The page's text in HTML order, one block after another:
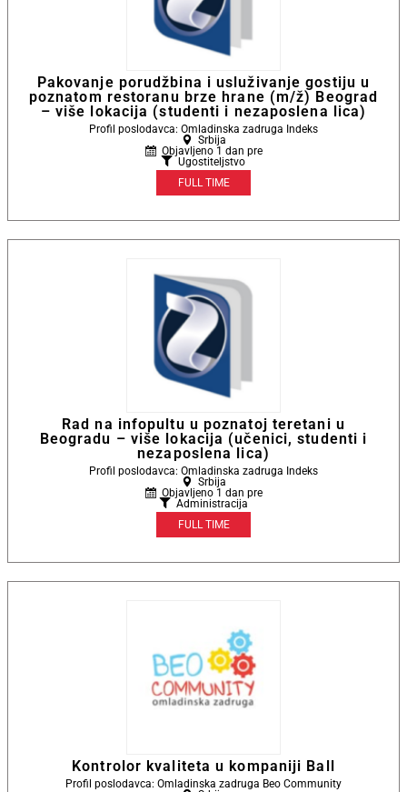
Pakovanje porudžbina i usluživanje gostiju u
poznatom restoranu brze hrane (m/ž) Beograd
– više lokacija (studenti i nezaposlena lica)
Profil poslodavca: Omladinska zadruga Indeks
Srbija
Objavljeno 1 dan pre
Ugostiteljstvo
FULL TIME
Rad na infopultu u poznatoj teretani u
Beogradu – više lokacija (učenici, studenti i
nezaposlena lica)
Profil poslodavca: Omladinska zadruga Indeks
Srbija
Objavljeno 1 dan pre
Administracija
FULL TIME
Kontrolor kvaliteta u kompaniji Ball
Profil poslodavca: Omladinska zadruga Beo Community